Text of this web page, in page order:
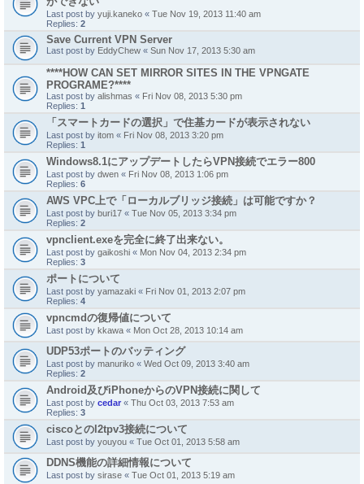
Last post by yuji.kaneko « Tue Nov 19, 2013 11:40 am
Replies: 2
Save Current VPN Server
Last post by EddyChew « Sun Nov 17, 2013 5:30 am
****HOW CAN SET MIRROR SITES IN THE VPNGATE
PROGRAME?****
Last post by alishmas « Fri Nov 08, 2013 5:30 pm
Replies: 1
「スマートカードの選択」で住基カードが表示されない
Last post by itom « Fri Nov 08, 2013 3:20 pm
Replies: 1
Windows8.1にアップデートしたらVPN接続でエラー800
Last post by dwen « Fri Nov 08, 2013 1:06 pm
Replies: 6
AWS VPC上で「ローカルブリッジ接続」は可能ですか？
Last post by buri17 « Tue Nov 05, 2013 3:34 pm
Replies: 2
vpnclient.exeを完全に終了出来ない。
Last post by gaikoshi « Mon Nov 04, 2013 2:34 pm
Replies: 3
ポートについて
Last post by yamazaki « Fri Nov 01, 2013 2:07 pm
Replies: 4
vpncmdの復帰値について
Last post by kkawa « Mon Oct 28, 2013 10:14 am
UDP53ポートのバッティング
Last post by manuriko « Wed Oct 09, 2013 3:40 am
Replies: 2
Android及びiPhoneからのVPN接続に関して
Last post by cedar « Thu Oct 03, 2013 7:53 am
Replies: 3
ciscoとのl2tpv3接続について
Last post by youyou « Tue Oct 01, 2013 5:58 am
DDNS機能の詳細情報について
Last post by sirase « Tue Oct 01, 2013 5:19 am